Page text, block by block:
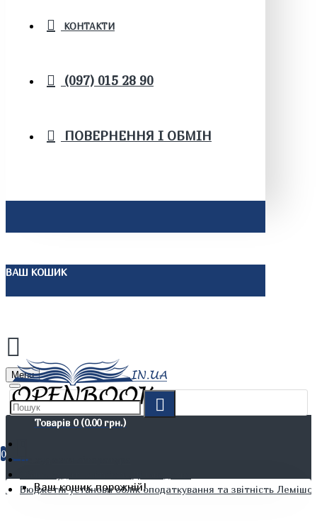
КОНТАКТИ
(097) 015 28 90
ПОВЕРНЕННЯ І ОБМІН
ВАШ КОШИК
Menu
Товарів 0 (0.00 грн.)
0
Ваш кошик порожній!
Не художня література
Бюджетні установи облік оподаткування та звітність